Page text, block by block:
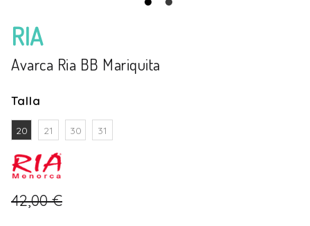
RIA
Avarca Ria BB Mariquita
Talla
20 21 30 31
42,00 €